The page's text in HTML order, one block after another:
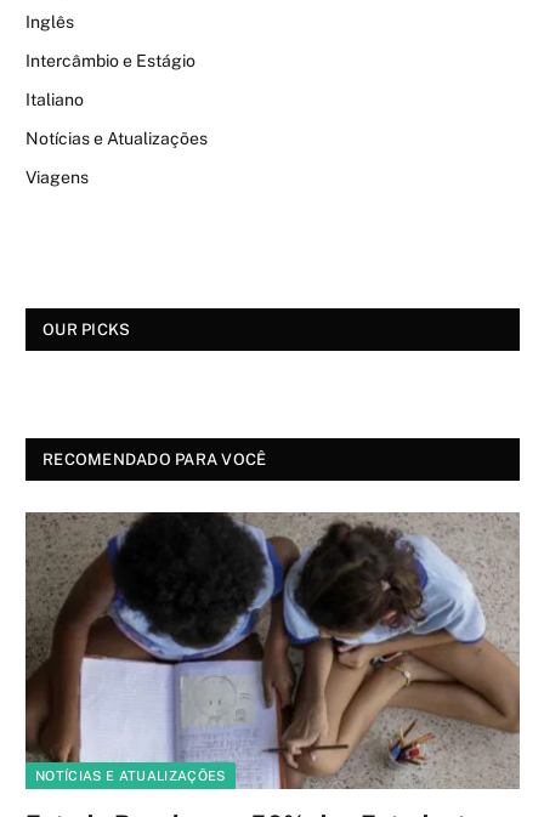
Inglês
Intercâmbio e Estágio
Italiano
Notícias e Atualizações
Viagens
OUR PICKS
RECOMENDADO PARA VOCÊ
NOTÍCIAS E ATUALIZAÇÕES